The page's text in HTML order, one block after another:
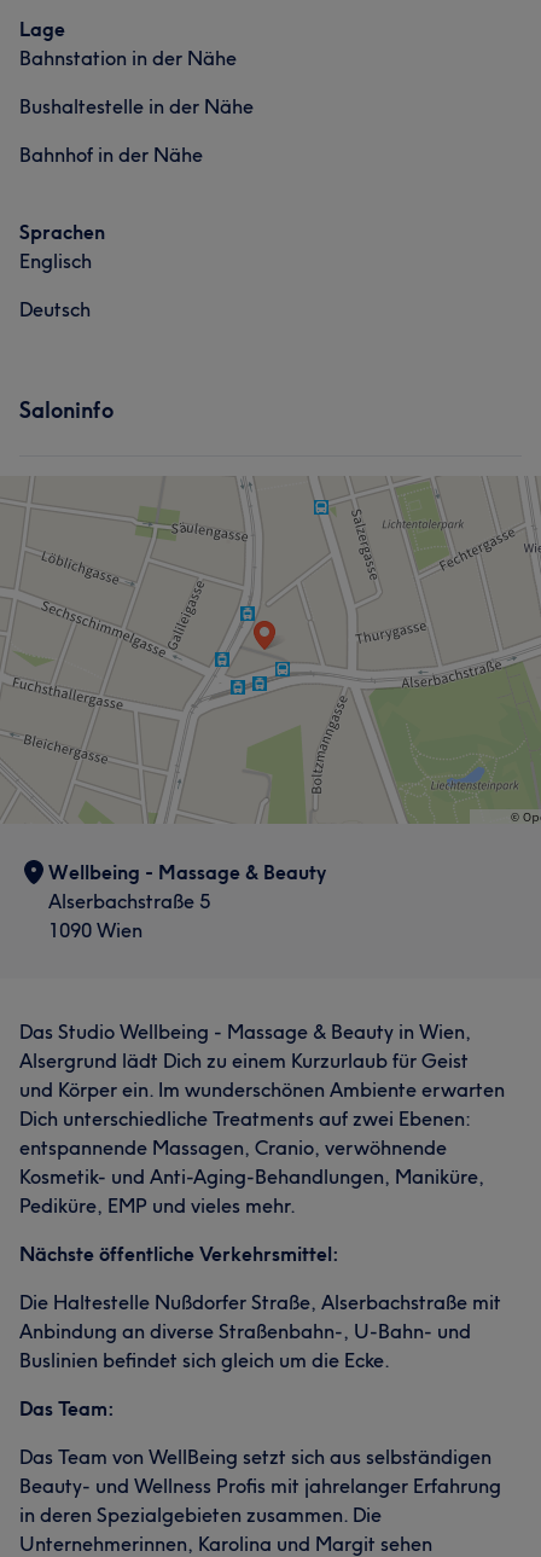
Lage
Bahnstation in der Nähe
Bushaltestelle in der Nähe
Bahnhof in der Nähe
Sprachen
Englisch
Deutsch
Saloninfo
Wellbeing - Massage & Beauty
Alserbachstraße 5
1090 Wien
Das Studio Wellbeing - Massage & Beauty in Wien,
Alsergrund lädt Dich zu einem Kurzurlaub für Geist
und Körper ein. Im wunderschönen Ambiente erwarten
Dich unterschiedliche Treatments auf zwei Ebenen:
entspannende Massagen, Cranio, verwöhnende
Kosmetik- und Anti-Aging-Behandlungen, Maniküre,
Pediküre, EMP und vieles mehr.
Nächste öffentliche Verkehrsmittel:
Die Haltestelle Nußdorfer Straße, Alserbachstraße mit
Anbindung an diverse Straßenbahn-, U-Bahn- und
Buslinien befindet sich gleich um die Ecke.
Das Team:
Das Team von WellBeing setzt sich aus selbständigen
Beauty- und Wellness Profis mit jahrelanger Erfahrung
in deren Spezialgebieten zusammen. Die
Unternehmerinnen, Karolina und Margit sehen